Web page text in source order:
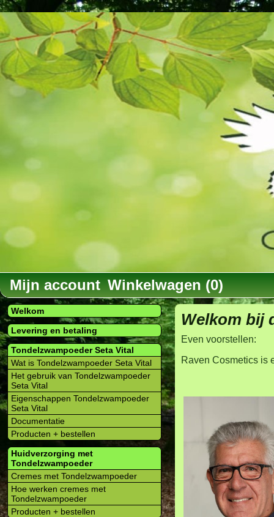
Mijn account Winkelwagen (0)
Welkom bij
Even voorstellen:
Raven Cosmetics is
Welkom
Levering en betaling
Tondelzwampoeder Seta Vital
Wat is Tondelzwampoeder Seta Vital
Het gebruik van Tondelzwampoeder
Seta Vital
Eigenschappen Tondelzwampoeder
Seta Vital
Documentatie
Producten + bestellen
Huidverzorging met
Tondelzwampoeder
Cremes met Tondelzwampoeder
Hoe werken cremes met
Tondelzwampoeder
Producten + bestellen